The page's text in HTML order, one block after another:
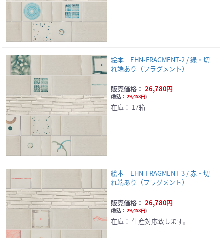
絵本 EHN-FRAGMENT-2 / 緑・切
れ端あり（フラグメント）
販売価格： 26,780円
(税込： 29,458円)
在庫： 17箱
絵本 EHN-FRAGMENT-3 / 赤・切
れ端あり（フラグメント）
販売価格： 26,780円
(税込： 29,458円)
在庫： 生産対応致します。